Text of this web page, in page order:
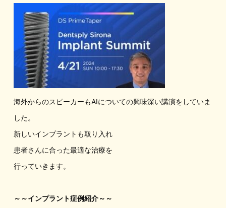
海外からのスピーカーもAIについての興味深い講演をしていま
した。
新しいインプラントも取り入れ
患者さんに合った最適な治療を
行っていきます。
～～インプラント症例紹介～～